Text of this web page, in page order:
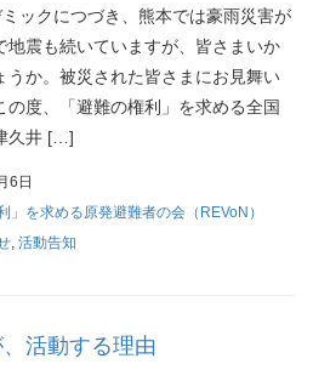
ックにつづき、熊本では豪雨災害が
地震も続いていますが、皆さまいか
うか。被災された皆さまにお見舞い
の度、「避難の権利」を求める全国
久井 […]
6日
」を求める原発避難者の会（REVoN）
活動告知
活動する理由